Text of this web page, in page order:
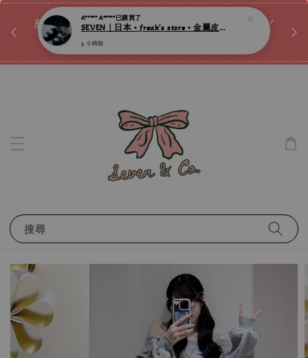
想訂製屬於自己的『水晶手鍊』嗎ꕀ♡ 私訊我們.ᐟ.ᐟ
📣Instagram 這邊按下去
搜尋